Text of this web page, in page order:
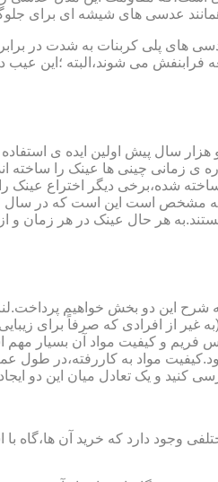
عدسی های شیشه ای برای
های پلی کربنات به شدت در
می شوند،البته ؛این عیب در
سال پیش اولین ایده ی
چینی ها عینک را ساخته
هر حال عینک در هر زمان و
این دو بخش خواهیم
از افرادی که صرفاً برای
فریم و کیفیت مواد آن
مواد به کاررفته،در طول
و یک تعادل میان این دو ایجاد
وجود دارد که خرید آن